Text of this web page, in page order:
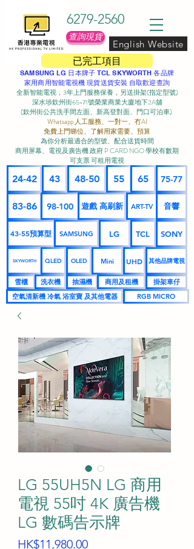
已完工項目
6279-2560
查詢現貨
English Website
SAMSUNG LG 日本牌子 TCL SKYWORTH 各品牌
家用商用智能電視機 現貨送貨安裝 自取歡迎查詢
全新智能電視，3年上門服務保養，另送掛架(指定型號)
深水埗欽州街65-71號榮業商業大廈地下2A舖
(欽州街公共洗手間左面、新高登對面、門口可泊車) ​
Whatsapp 人工服務、一對一、冇AI
免費上門睇位、了解用家需要、預算
為你分析最適合的型號、配合送貨時間
商用屏幕、電視及廣告機 政府 P CARD NGO 學校有數期
可支票 可租用電視
24-42 43 48-50 55 65 75-77
83-86 98-100 遊戲 高刷新 ART-TV 音響
43-55預算型 SAMSUNG LG TCL SONY
SKYWORTH QLED OLED Mini UHD 其他品牌電視
雪櫃 洗衣機 抽濕機 商用及租機
掛架車仔
空氣清新機 冷氣 浴室寶 及其他電器
RGB MICRO
LG 55UH5N LG 商用
電視 55吋 4K 廣告機
LG 數碼告示牌
HK$11,980.00價